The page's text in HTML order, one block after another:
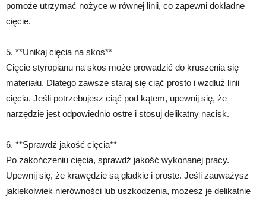
pomoże utrzymać nożyce w równej linii, co zapewni dokładne
cięcie.
5. **Unikaj cięcia na skos**
Cięcie styropianu na skos może prowadzić do kruszenia się
materiału. Dlatego zawsze staraj się ciąć prosto i wzdłuż linii
cięcia. Jeśli potrzebujesz ciąć pod kątem, upewnij się, że
narzędzie jest odpowiednio ostre i stosuj delikatny nacisk.
6. **Sprawdź jakość cięcia**
Po zakończeniu cięcia, sprawdź jakość wykonanej pracy.
Upewnij się, że krawędzie są gładkie i proste. Jeśli zauważysz
jakiekolwiek nierówności lub uszkodzenia, możesz je delikatnie